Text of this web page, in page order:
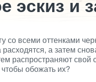
со всеми оттенками
а затем
распространяют свой
обожать их?